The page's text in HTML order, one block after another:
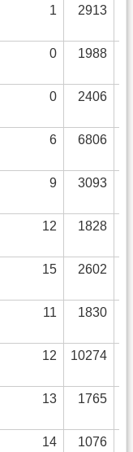
1 2913
0 1988
0 2406
6 6806
9 3093
12 1828
15 2602
11 1830
12 10274
13 1765
14 1076